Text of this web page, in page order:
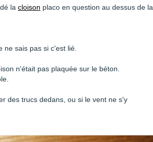
la cloison placo en question au dessus de la
ne sais pas si c'est lié.
n'était pas plaquée sur le béton.
des trucs dedans, ou si le vent ne s'y